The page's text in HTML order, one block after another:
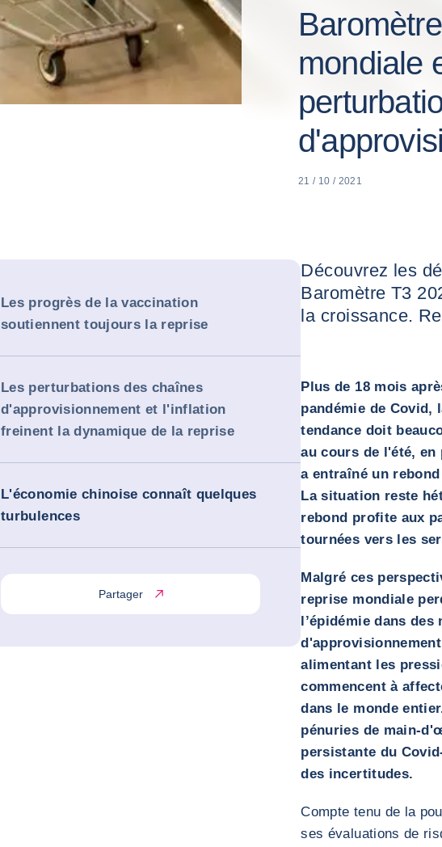
mondiale
21 / 10 / 2021
Les progrès de la vaccination
soutiennent toujours la reprise
Les perturbations des chaînes
d'approvisionnement et l'inflation
freinent la dynamique de la reprise
L'économie chinoise connaît quelques
turbulences
Partager
Découvrez les
Baromètre T3
la croissance.
Plus de 18 mois
pandémie de Covid,
tendance doit
au cours de l'été, en
a entraîné un
La situation reste
rebond profite aux
tournées vers les
Malgré ces
reprise mondiale
l’épidémie dans
alimentant les
commencent à
dans le monde
pénuries de main-
persistante du
des incertitudes.
Compte tenu de la
ses évaluations de